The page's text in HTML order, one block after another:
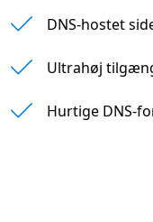
DNS-hostet
Ultrahøj
Hurtige DNS-